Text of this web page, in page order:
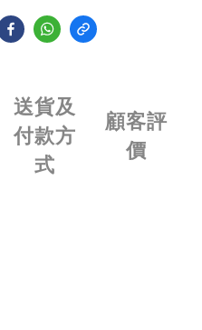
送貨及
付款方
式
顧客評
價